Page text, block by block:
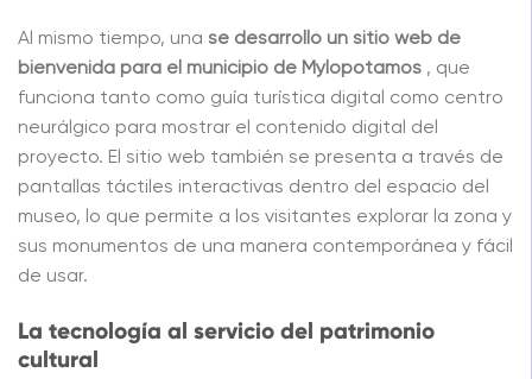
Al mismo tiempo, una se desarrolló un sitio web de
bienvenida para el municipio de Mylopotamos , que
funciona tanto como guía turística digital como centro
neurálgico para mostrar el contenido digital del
proyecto. El sitio web también se presenta a través de
pantallas táctiles interactivas dentro del espacio del
museo, lo que permite a los visitantes explorar la zona y
sus monumentos de una manera contemporánea y fácil
de usar.
La tecnología al servicio del patrimonio
cultural